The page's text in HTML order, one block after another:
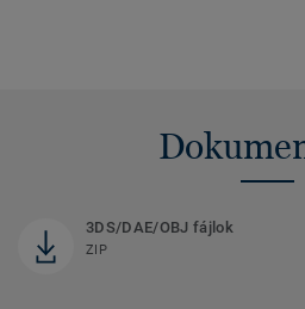
3DS/DAE/OBJ fájlok
ZIP